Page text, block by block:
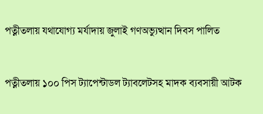
পত্নীতলায় যথাযোগ্য মর্যাদায় জুলাই গণঅভ্যুত্থান দিবস পালিত
পত্নীতলায় ১০০ পিস ট্যাপেন্টাডল ট্যাবলেটসহ মাদক ব্যবসায়ী আটক